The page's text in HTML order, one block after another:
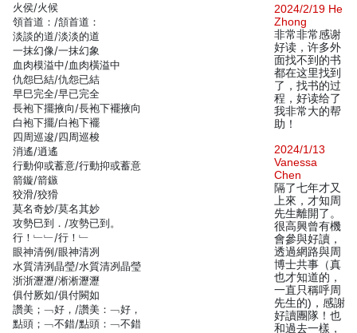
火侯/火候
領首道：/頷首道：
淡談的道/淡淡的道
一抹幻像/一抹幻象
血肉模溢中/血肉橫溢中
仇怨巳結/仇怨已結
早巳完全/早已完全
長袍下擺掖向/長袍下襬掖向
白袍下擺/白袍下襬
四周巡逡/四周巡梭
消遙/逍遙
行動仰或蓄意/行動抑或蓄意
箭鏇/箭鏃
狡滑/狡猾
莫名奇妙/莫名其妙
攻勢巳到．/攻勢已到。
行！﹂﹂/行！﹂
眼神清例/眼神清冽
水質清洌晶瑩/水質清冽晶瑩
浙浙瀝瀝/淅淅瀝瀝
俱付厥如/俱付闕如
讚美；﹁好，/讚美：﹁好，
點頭；﹁不錯/點頭：﹁不錯
2024/2/19 He
Zhong
非常非常感谢
好读，许多外
面找不到的书
都在这里找到
了，找书的过
程，好读给了
我非常大的帮
助！
2024/1/13
Vanessa
Chen
隔了七年才又
上來，才知周
先生離開了。
很高興曾有機
會參與好讀，
透過網路與周
博士共事（真
也才知道的，
一直只稱呼周
先生的)，感謝
好讀團隊！也
和過去一樣，